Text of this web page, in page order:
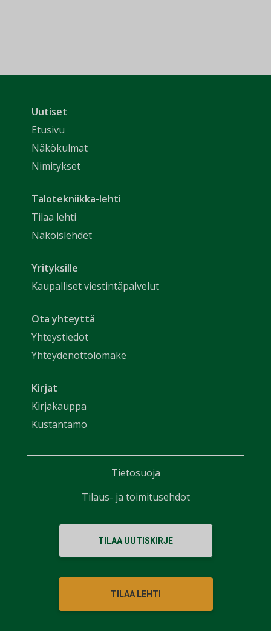
Uutiset
Etusivu
Näkökulmat
Nimitykset
Talotekniikka-lehti
Tilaa lehti
Näköislehdet
Yrityksille
Kaupalliset viestintäpalvelut
Ota yhteyttä
Yhteystiedot
Yhteydenottolomake
Kirjat
Kirjakauppa
Kustantamo
TILAA UUTISKIRJE
TILAA LEHTI
Tietosuoja
Tilaus- ja toimitusehdot